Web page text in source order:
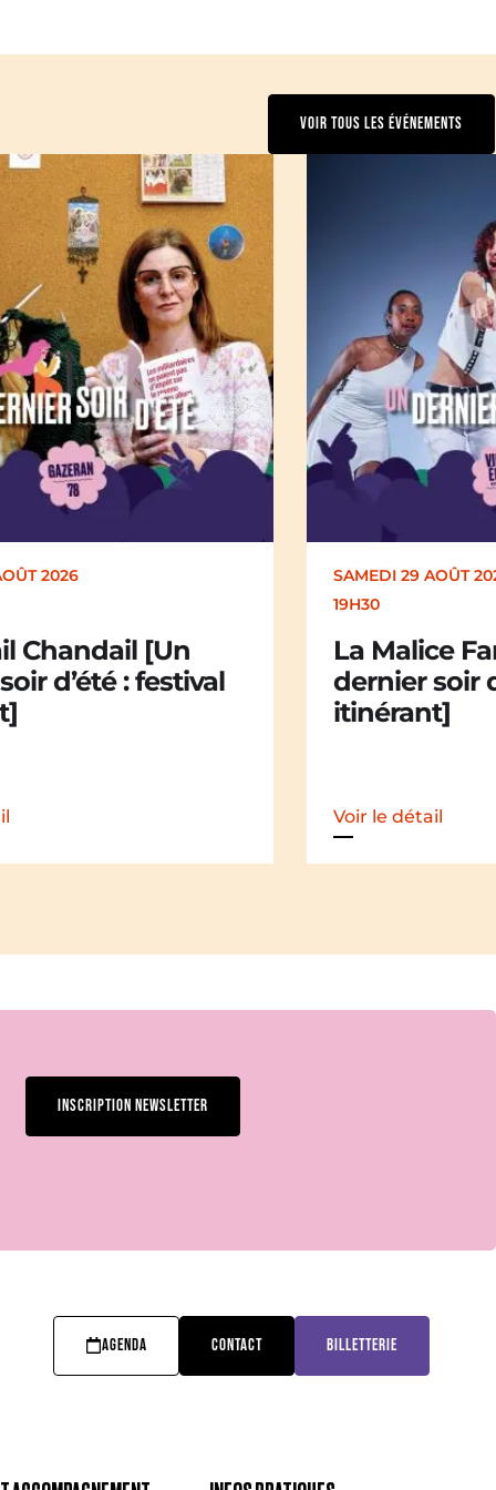
VOIR TOUS LES ÉVÉNEMENTS
2026
Family [Un
d’été : festival
DIMANCHE 30
17H00
Kakamü
d’été :
Voir le détail
INSCRIPTION NEWSLETTER
AGENDA CONTACT BILLETTERIE